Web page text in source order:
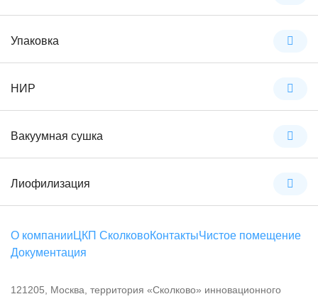
Упаковка
НИР
Вакуумная сушка
Лиофилизация
О компании ЦКП СколковоКонтактыЧистое помещение
Документация
121205, Москва, территория «Сколково» инновационного